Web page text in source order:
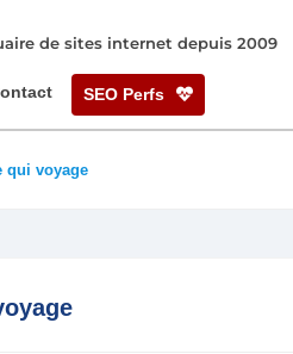
de sites internet depuis 2009
SEO Perfs
qui voyage